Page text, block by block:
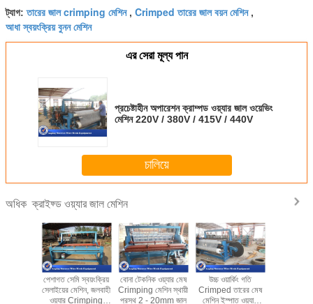
ট্যাগ:তারের জাল crimping মেশিন, Crimped তারের জাল বয়ন মেশিন,
আধা স্বয়ংক্রিয় বুনন মেশিন
এর সেরা মূল্য পান
প্রচেষ্টাহীন অপারেশন ক্রাম্পড ওয়্যার জাল ওয়েভিং
মেশিন 220V / 380V / 415V / 440V
চালিয়ে
অধিকক্রাইফ্ড ওয়্যার জাল মেশিন
পেশাগত সেমি স্বয়ংক্রিয়
সেলাইয়ের মেশিন, জলবাহী
ওয়্যার Crimping
বোনা টেকনিক ওয়্যার মেষ
Crimping মেশিন স্থায়ী
প্রস্থ 2 - 20mm জাল
উচ্চ ওয়ার্কিং গতি
Crimped তারের মেষ
মেশিন ইস্পাত ওয়্যার